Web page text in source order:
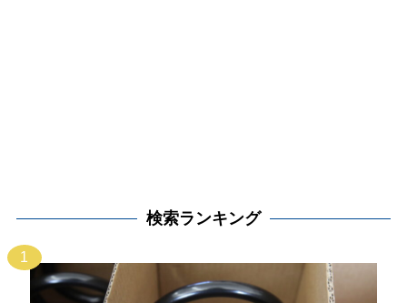
検索ランキング
1